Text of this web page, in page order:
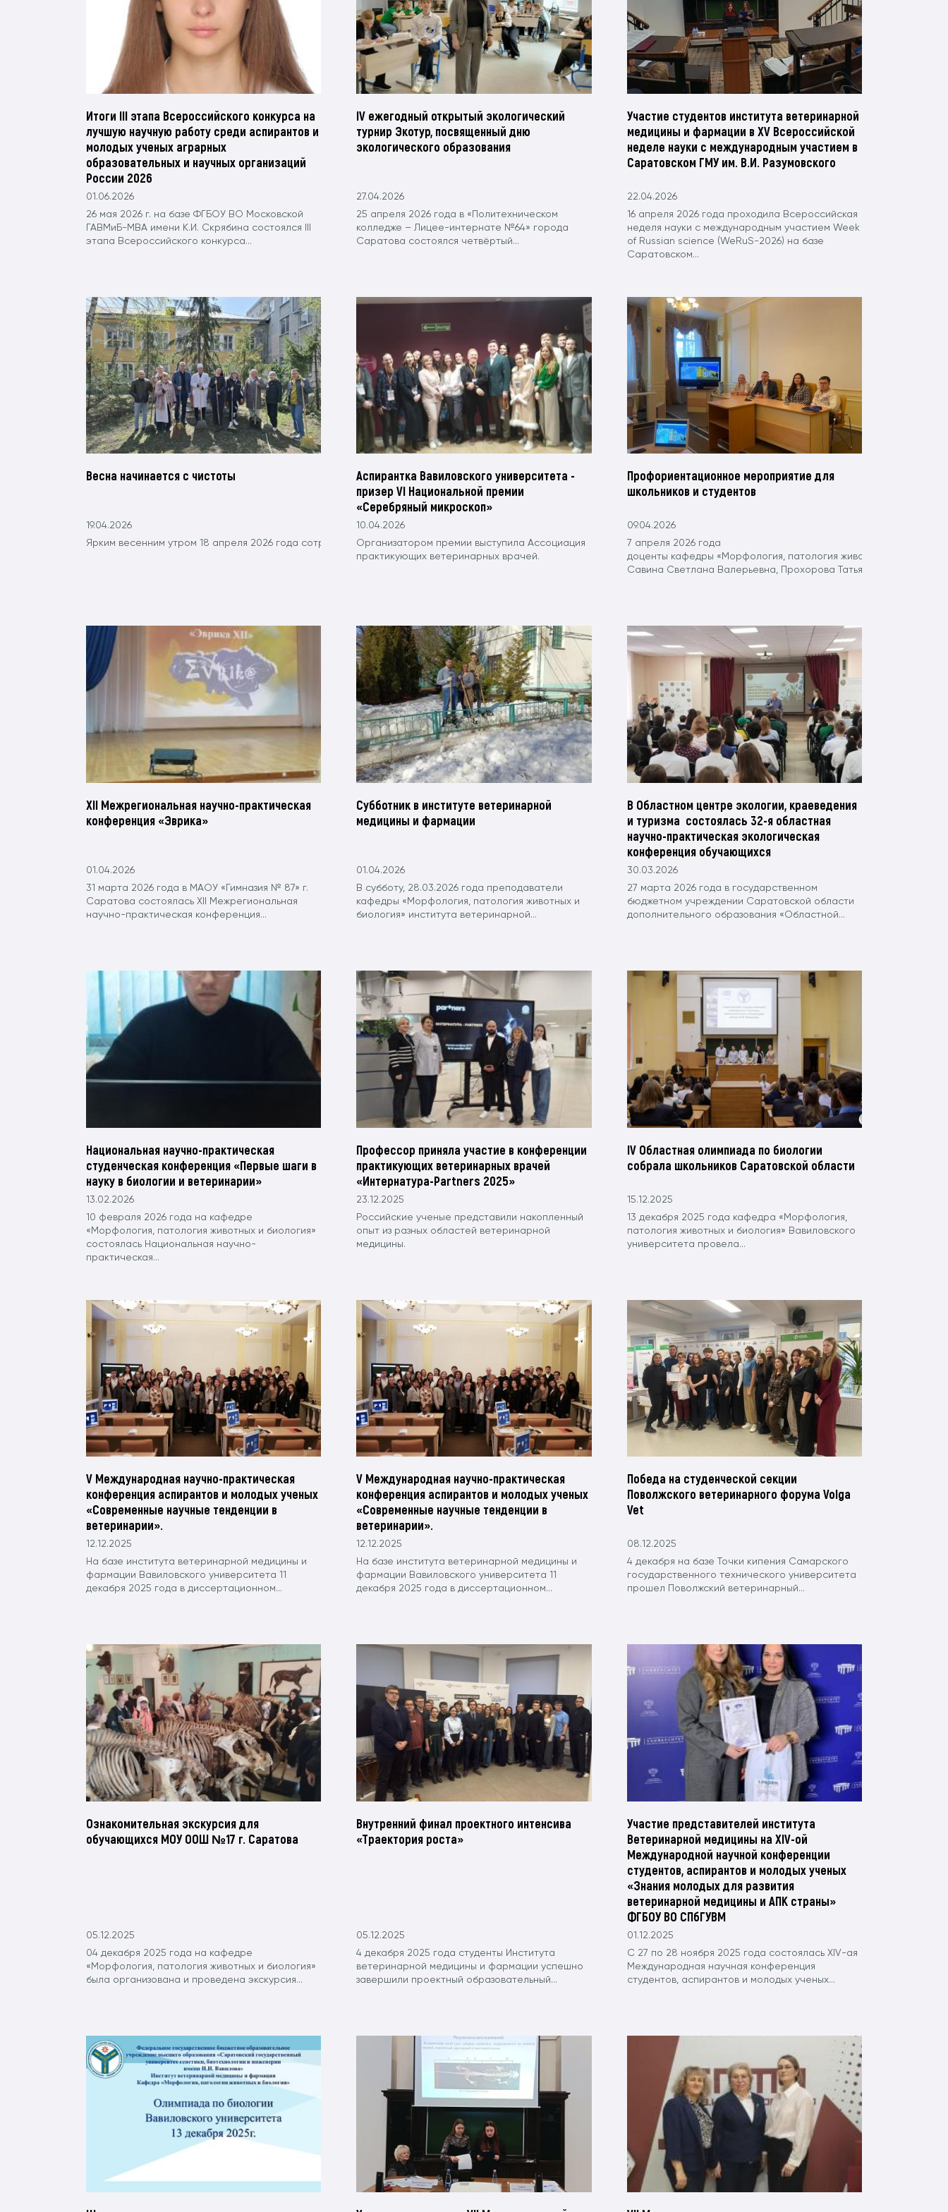
Итоги III этапа Всероссийского конкурса на
лучшую научную работу среди аспирантов и
молодых ученых аграрных
образовательных и научных организаций
России 2026
01.06.2026
26 мая 2026 г. на базе ФГБОУ ВО Московской
ГАВМиБ-МВА имени К.И. Скрябина состоялся III
этапа Всероссийского конкурса...
IV ежегодный открытый экологический
турнир Экотур, посвященный дню
экологического образования
27.04.2026
25 апреля 2026 года в «Политехническом
колледже – Лицее-интернате №64» города
Саратова состоялся четвёртый...
Участие студентов института ветеринарной
медицины и фармации в XV Всероссийской
неделе науки с международным участием в
Саратовском ГМУ им. В.И. Разумовского
22.04.2026
16 апреля 2026 года проходила Всероссийская
неделя науки с международным участием Week
of Russian science (WeRuS-2026) на базе
Саратовском...
Весна начинается с чистоты
19.04.2026
Ярким весенним утром 18 апреля 2026 года сотрудники кафедры морфологии, патологии животных и биологии Вавиловского университета вооружились граблями, мётлами и
Аспирантка Вавиловского университета -
призер VI Национальной премии
«Серебряный микроскоп»
10.04.2026
Организатором премии выступила Ассоциация
практикующих ветеринарных врачей.
Профориентационное мероприятие для
школьников и студентов
09.04.2026
7 апреля 2026 года
доценты кафедры «Морфология, патология животных и биология»
Савина Светлана Валерьевна, Прохорова Татьяна Михайловна,
XII Межрегиональная научно-практическая
конференция «Эврика»
01.04.2026
31 марта 2026 года в МАОУ «Гимназия № 87» г.
Саратова состоялась XII Межрегиональная
научно-практическая конференция...
Субботник в институте ветеринарной
медицины и фармации
01.04.2026
В субботу, 28.03.2026 года преподаватели
кафедры «Морфология, патология животных и
биология» института ветеринарной...
В Областном центре экологии, краеведения
и туризма состоялась 32-я областная
научно-практическая экологическая
конференция обучающихся
30.03.2026
27 марта 2026 года в государственном
бюджетном учреждении Саратовской области
дополнительного образования «Областной...
Национальная научно-практическая
студенческая конференция «Первые шаги в
науку в биологии и ветеринарии»
13.02.2026
10 февраля 2026 года на кафедре
«Морфология, патология животных и биология»
состоялась Национальная научно-
практическая...
Профессор приняла участие в конференции
практикующих ветеринарных врачей
«Интернатура-Partners 2025»
23.12.2025
Российские ученые представили накопленный
опыт из разных областей ветеринарной
медицины.
IV Областная олимпиада по биологии
собрала школьников Саратовской области
15.12.2025
13 декабря 2025 года кафедра «Морфология,
патология животных и биология» Вавиловского
университета провела...
V Международная научно-практическая
конференция аспирантов и молодых ученых
«Современные научные тенденции в
ветеринарии».
12.12.2025
На базе института ветеринарной медицины и
фармации Вавиловского университета 11
декабря 2025 года в диссертационном...
V Международная научно-практическая
конференция аспирантов и молодых ученых
«Современные научные тенденции в
ветеринарии».
12.12.2025
На базе института ветеринарной медицины и
фармации Вавиловского университета 11
декабря 2025 года в диссертационном...
Победа на студенческой секции
Поволжского ветеринарного форума Volga
Vet
08.12.2025
4 декабря на базе Точки кипения Самарского
государственного технического университета
прошел Поволжский ветеринарный...
Ознакомительная экскурсия для
обучающихся МОУ ООШ №17 г. Саратова
05.12.2025
04 декабря 2025 года на кафедре
«Морфология, патология животных и биология»
была организована и проведена экскурсия...
Внутренний финал проектного интенсива
«Траектория роста»
05.12.2025
4 декабря 2025 года студенты Института
ветеринарной медицины и фармации успешно
завершили проектный образовательный...
Участие представителей института
Ветеринарной медицины на XIV-ой
Международной научной конференции
студентов, аспирантов и молодых ученых
«Знания молодых для развития
ветеринарной медицины и АПК страны»
ФГБОУ ВО СПбГУВМ
01.12.2025
С 27 по 28 ноября 2025 года состоялась XIV-ая
Международная научная конференция
студентов, аспирантов и молодых ученых...